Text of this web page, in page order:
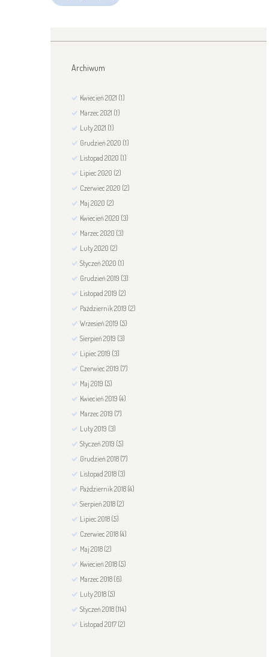
Archiwum
Kwiecień2021 (1)
Marzec2021 (1)
Luty2021 (1)
Grudzień2020 (1)
Listopad2020 (1)
Lipiec2020 (2)
Czerwiec2020 (2)
Maj2020 (2)
Kwiecień2020 (3)
Marzec2020 (3)
Luty2020 (2)
Styczeń2020 (1)
Grudzień2019 (3)
Listopad2019 (2)
Październik2019 (2)
Wrzesień2019 (5)
Sierpień2019 (3)
Lipiec2019 (3)
Czerwiec2019 (7)
Maj2019 (5)
Kwiecień2019 (4)
Marzec2019 (7)
Luty2019 (3)
Styczeń2019 (5)
Grudzień2018 (7)
Listopad2018 (3)
Październik2018 (4)
Sierpień2018 (2)
Lipiec2018 (5)
Czerwiec2018 (4)
Maj2018 (2)
Kwiecień2018 (5)
Marzec2018 (6)
Luty2018 (5)
Styczeń2018 (114)
Listopad2017 (2)